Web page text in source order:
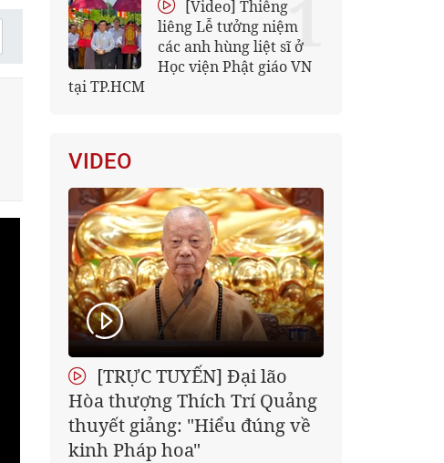
[Video] Thiêng
liêng Lễ tưởng niệm
các anh hùng liệt sĩ ở
Học viện Phật giáo VN
tại TP.HCM
1
VIDEO
[TRỰC TUYẾN] Đại lão
Hòa thượng Thích Trí Quảng
thuyết giảng: "Hiểu đúng về
kinh Pháp hoa"